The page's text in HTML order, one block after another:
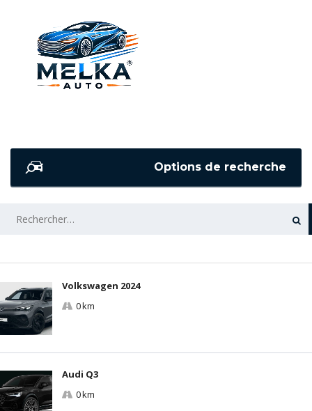
Options de recherche
RECHERCHER :
Volkswagen 2024
0 km
Audi Q3
0 km